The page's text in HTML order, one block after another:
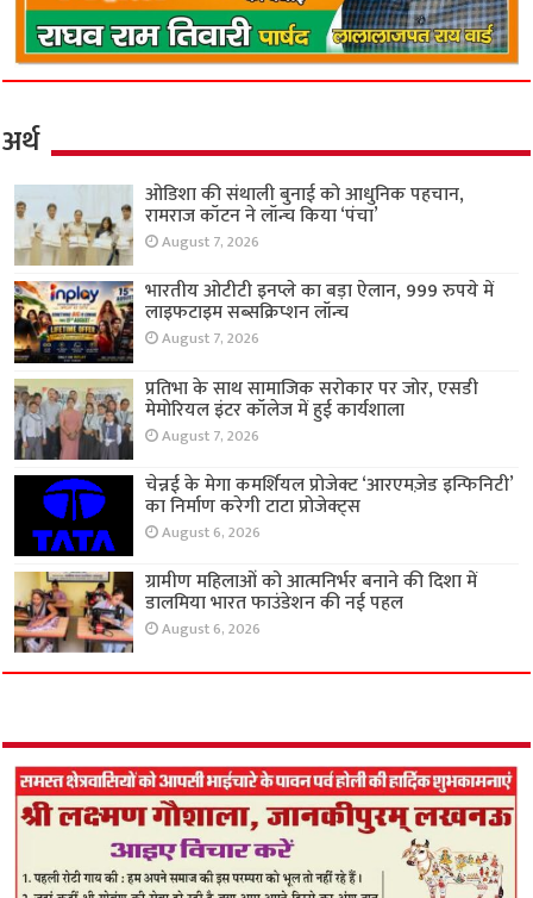
अर्थ
ओडिशा की संथाली बुनाई को आधुनिक पहचान,
रामराज कॉटन ने लॉन्च किया ‘पंचा’
August 7, 2026
भारतीय ओटीटी इनप्ले का बड़ा ऐलान, 999 रुपये में
लाइफटाइम सब्सक्रिप्शन लॉन्च
August 7, 2026
प्रतिभा के साथ सामाजिक सरोकार पर जोर, एसडी
मेमोरियल इंटर कॉलेज में हुई कार्यशाला
August 7, 2026
चेन्नई के मेगा कमर्शियल प्रोजेक्ट ‘आरएमज़ेड इन्फिनिटी’
का निर्माण करेगी टाटा प्रोजेक्ट्स
August 6, 2026
ग्रामीण महिलाओं को आत्मनिर्भर बनाने की दिशा में
डालमिया भारत फाउंडेशन की नई पहल
August 6, 2026